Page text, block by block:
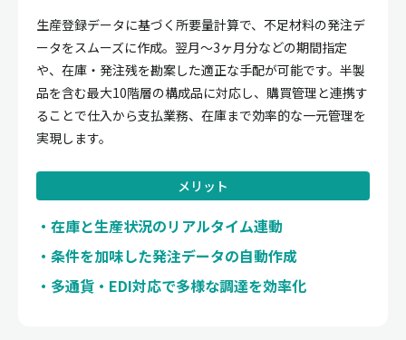
生産登録データに基づく所要量計算で、不足材料の発注デ
ータをスムーズに作成。翌月〜3ヶ月分などの期間指定
や、在庫・発注残を勘案した適正な手配が可能です。半製
品を含む最大10階層の構成品に対応し、購買管理と連携す
ることで仕入から支払業務、在庫まで効率的な一元管理を
実現します。
メリット
在庫と生産状況のリアルタイム連動
条件を加味した発注データの自動作成
多通貨・EDI対応で多様な調達を効率化